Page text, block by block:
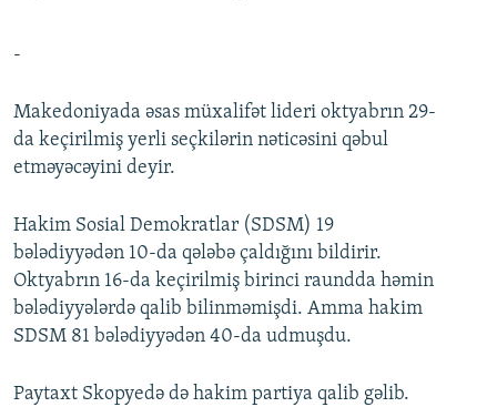
-
Makedoniyada əsas müxalifət lideri oktyabrın 29-
da keçirilmiş yerli seçkilərin nəticəsini qəbul
etməyəcəyini deyir.
Hakim Sosial Demokratlar (SDSM) 19
bələdiyyədən 10-da qələbə çaldığını bildirir.
Oktyabrın 16-da keçirilmiş birinci raundda həmin
bələdiyyələrdə qalib bilinməmişdi. Amma hakim
SDSM 81 bələdiyyədən 40-da udmuşdu.
Paytaxt Skopyedə də hakim partiya qalib gəlib.